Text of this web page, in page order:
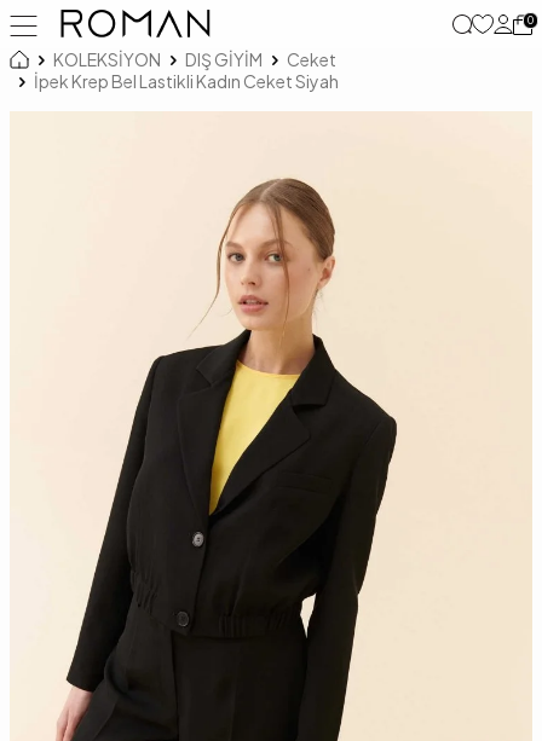
0
KOLEKSİYON DIŞ GİYİM
Ceket
İpek Krep Bel Lastikli Kadın Ceket Siyah